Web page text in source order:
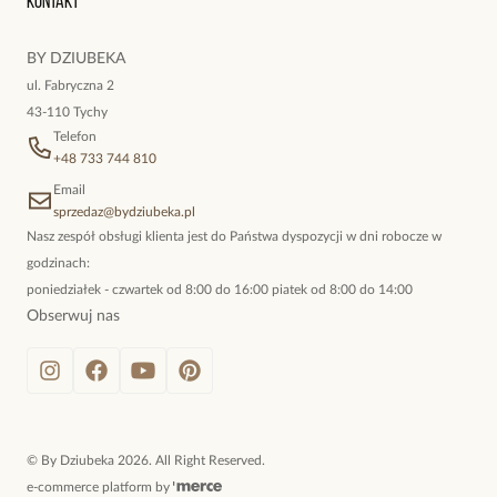
BY DZIUBEKA
ul. Fabryczna 2
43-110 Tychy
Telefon
+48 733 744 810
Email
sprzedaz@bydziubeka.pl
Nasz zespół obsługi klienta jest do Państwa dyspozycji w dni robocze w
godzinach:
poniedziałek - czwartek od 8:00 do 16:00 piatek od 8:00 do 14:00
Obserwuj nas
© By Dziubeka 2026. All Right Reserved.
e-commerce platform by